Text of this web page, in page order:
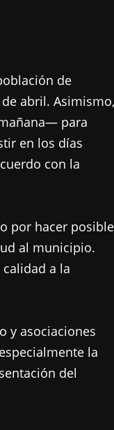
de
abril. Asimismo,
para
en los días
con la
por hacer
al municipio.
a la
y asociaciones
la
del